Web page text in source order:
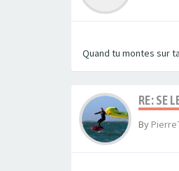
Quand tu montes sur
RE: SE
By